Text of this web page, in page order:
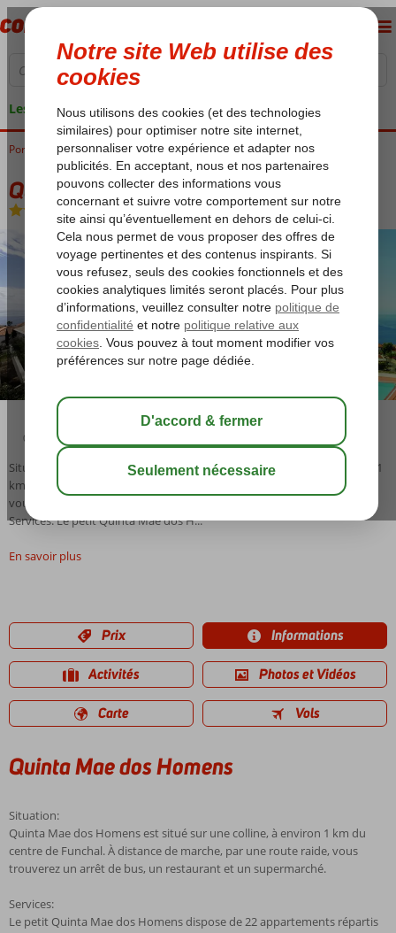
Les garanties de vacances
Portugal Madère Funchal Quinta Mae dos Homens
Quinta Mae dos Homens
Logement-Appartement
04:00 sauver
Situation: Quinta Mae dos Homens est situé sur une colline, à environ 1
km du centre de Funchal. À distance de marche, par une route raide,
vous trouverez un arrêt de bus, un restaurant et un supermarché.
Services: Le petit Quinta Mae dos H...
En savoir plus
Prix Informations
Activités Photos et Vidéos
Carte Vols
Quinta Mae dos Homens
Situation:
Quinta Mae dos Homens est situé sur une colline, à environ 1 km du
centre de Funchal. À distance de marche, par une route raide, vous
trouverez un arrêt de bus, un restaurant et un supermarché.
Services:
Le petit Quinta Mae dos Homens dispose de 22 appartements répartis